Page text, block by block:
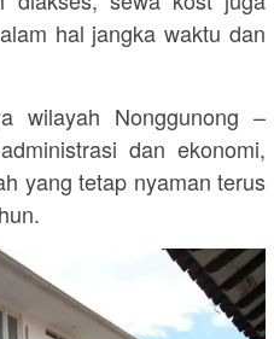
hal jangka waktu dan
wilayah Nonggunong –
dan ekonomi,
yang tetap nyaman terus